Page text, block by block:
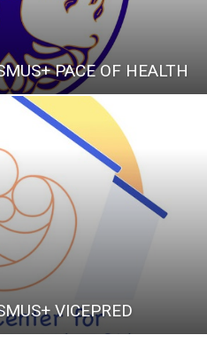
PACE OF HEALTH
VICEPRED